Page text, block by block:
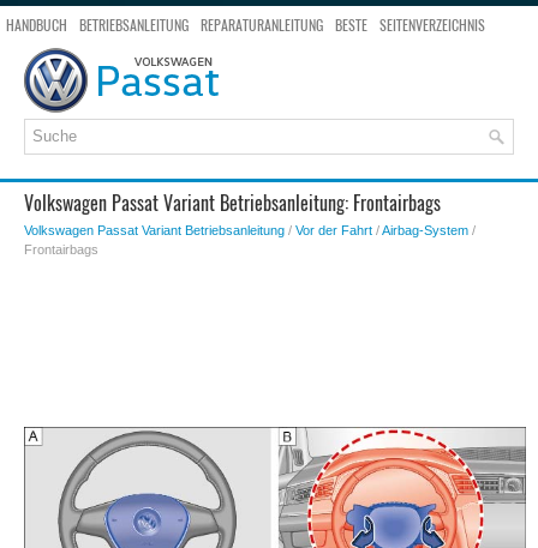
HANDBUCH BETRIEBSANLEITUNG REPARATURANLEITUNG BESTE
SEITENVERZEICHNIS
SEITENSUCHE
Volkswagen Passat Variant Betriebsanleitung: Frontairbags
Volkswagen Passat Variant Betriebsanleitung / Vor der Fahrt /Airbag-System /
Frontairbags